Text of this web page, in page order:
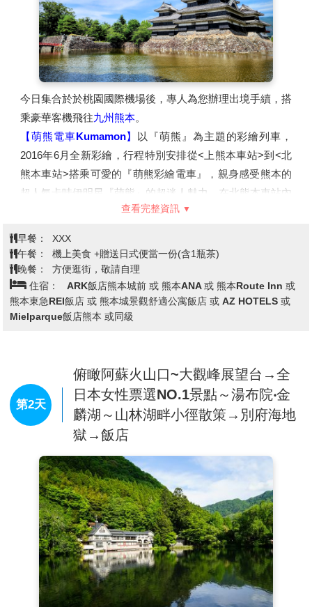
今日集合於於桃園國際機場後，專人為您辦理出境手續，搭
乘豪華客機飛往九州熊本。
【萌熊電車Kumamon】 以『萌熊』為主題的彩繪列車，
2016年6月全新彩繪，行程特別安排從<上熊本車站>到<北
熊本車站>搭乘可愛的『萌熊彩繪電車』，親身感受熊本的
超人氣卡哇伊明星『萌熊』的超迷人魅力。在北熊本車站內
備有熊本電鐵限定商品及萌熊商品，可在此歡樂選購。
退回團體料金成人170日幣、兒童100日幣。
【水前寺成趣園】水前寺成趣園是肥後國熊本藩細川家的大
名庭園。初代藩主忠利對這片清水潺潺湧出之地頗為喜愛，
於1632年在此建造茶屋。之後第三代藩主綱利大建庭園，
於1671年建成了一座桃山式的優美迴遊式庭園。取中國詩
點綴著仿富士山建造的假山、松樹和浮石等，可以欣賞到四
時不同的庭園美景。
【櫻之馬場~城彩苑】 2011年3月新落成的體驗型園區，讓
了解歷史再也不是一件枯燥乏味的事情。城彩苑共分為湧湧
的城下町街景為藍本，充份復原了舊時代的風情。只有在櫻
之小路上才能夠品嚐得到當地風味美食，為您準備了很多那
樣獨特的東西。根據7家飲食店和販16家商品銷售店創造出
熊本的高質量的食文化和製作商品的文化。
【大型超市】您可以在此購物或購買當地特色土產。商品種
類豐富，滿足消費者一次購足的需求，提供便利、舒適的購
物環境。
查看完整資訊
早餐：
XXX
午餐：
機上美食 +贈送日式便當一份(含1瓶茶)
晚餐：
方便逛街，敬請自理
住宿：
ARK飯店熊本城前 或 熊本ANA 或 熊本Route Inn 或
熊本東急REI飯店 或 熊本城景觀舒適公寓飯店 或 AZ HOTELS 或
Mielparque飯店熊本 或同級
第2天
俯瞰阿蘇火山口~大觀峰展望台→全
日本女性票選NO.1景點～湯布院‧金
麟湖～山林湖畔小徑散策→別府海地
獄→飯店